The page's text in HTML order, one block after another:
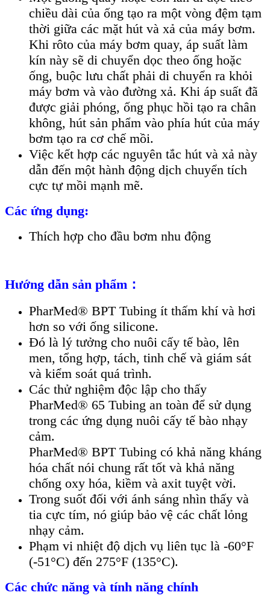
chiều dài của ống tạo ra một vòng đệm tạm
thời giữa các mặt hút và xả của máy bơm.
Khi rôto của máy bơm quay, áp suất làm
kín này sẽ di chuyển dọc theo ống hoặc
ống, buộc lưu chất phải di chuyển ra khỏi
máy bơm và vào đường xả. Khi áp suất đã
được giải phóng, ống phục hồi tạo ra chân
không, hút sản phẩm vào phía hút của máy
bơm tạo ra cơ chế mồi.
Việc kết hợp các nguyên tắc hút và xả này
dẫn đến một hành động dịch chuyển tích
cực tự mồi mạnh mẽ.
Các ứng dụng:
Thích hợp cho đầu bơm nhu động
Hướng dẫn sản phẩm：
PharMed® BPT Tubing ít thấm khí và hơi
hơn so với ống silicone.
Đó là lý tưởng cho nuôi cấy tế bào, lên
men, tổng hợp, tách, tinh chế và giám sát
và kiểm soát quá trình.
Các thử nghiệm độc lập cho thấy
PharMed® 65 Tubing an toàn để sử dụng
trong các ứng dụng nuôi cấy tế bào nhạy
cảm.
PharMed® BPT Tubing có khả năng kháng
hóa chất nói chung rất tốt và khả năng
chống oxy hóa, kiềm và axit tuyệt vời.
Trong suốt đối với ánh sáng nhìn thấy và
tia cực tím, nó giúp bảo vệ các chất lỏng
nhạy cảm.
Phạm vi nhiệt độ dịch vụ liên tục là -60°F
(-51°C) đến 275°F (135°C).
Các chức năng và tính năng chính